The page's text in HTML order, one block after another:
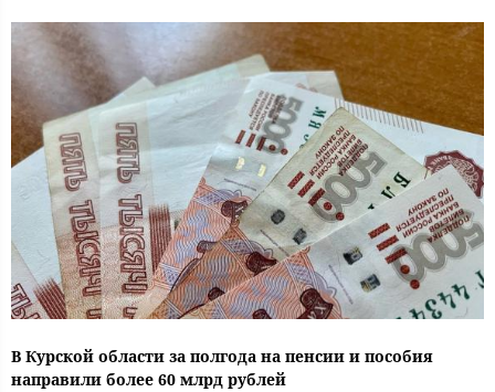
В Курской области за полгода на пенсии и пособия
направили более 60 млрд рублей